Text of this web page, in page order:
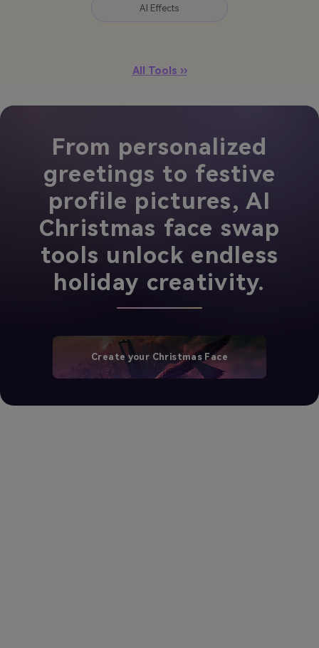
AI Effects
All Tools ››
From personalized
greetings to festive
profile pictures, AI
Christmas face swap
tools unlock endless
holiday creativity.
Create your Christmas Face